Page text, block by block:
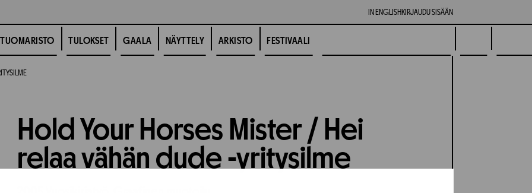
IN ENGLISH KIRJAUDU SISÄÄN
TUOMARISTO TULOKSET GAALA NÄYTTELY ARKISTO FESTIVAALI
Hold Your Horses Mister / Hei
relaa vähän dude -yritysilme